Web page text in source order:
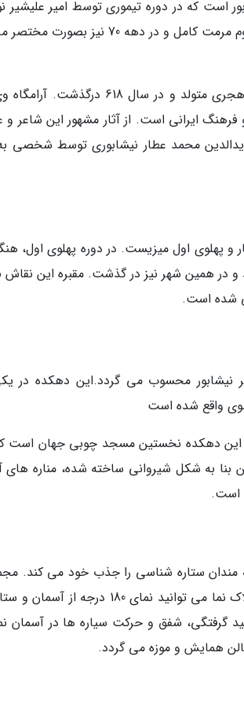
است که در دوره تیموری توسط امیر علیشیر
بر روی قبر عطار نیشابوری بنا نهاده شده است. این بنا در دوران پهلوی دوم مرمت کامل و در دهه
فریدالدین عطار نیشابوری شاعر و عارف نامی ایران در حدود سال 540 هجری متولد و در سال
فرهنگ ایرانی است. از آثار مشهور این شاعر و
فریدالدین محمد عطار نیشابوری توسط شخصی
و پهلوی اول میزیست. در دوره پهلوی اول،
و در همین شهر نیز در گذشت. مقبره این نقاش
شده است.
نیشابور محسوب می گردد.این دهکده در
واقع شده است
این دهکده نخستین مسجد چوبی جهان است
متر مربع است و سقف این بنا به شکل شیروانی ساخته شده، مناره
مندان ستاره شناسی را جذب خود می کند.
افلاک نمای خیام در فاصله 650 متری آرامگاه خیام قرار گرفته. در این افلاک نما می توانید نمای
گرفتگی، شفق و حرکت سیاره ها در آسمان
همایش و موزه می گردد.